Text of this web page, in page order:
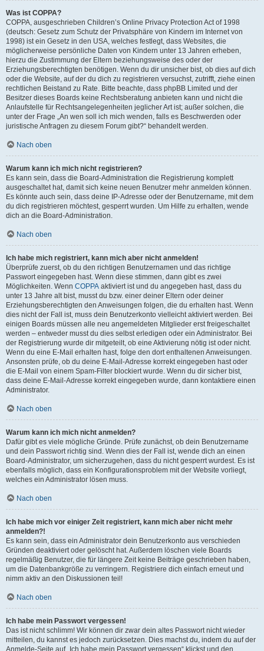
Was ist COPPA?
COPPA, ausgeschrieben Children’s Online Privacy Protection Act of 1998
(deutsch: Gesetz zum Schutz der Privatsphäre von Kindern im Internet von
1998) ist ein Gesetz in den USA, welches festlegt, dass Websites, die
möglicherweise persönliche Daten von Kindern unter 13 Jahren erheben,
hierzu die Zustimmung der Eltern beziehungsweise des oder der
Erziehungsberechtigten benötigen. Wenn du dir unsicher bist, ob dies auf dich
oder die Website, auf der du dich zu registrieren versuchst, zutrifft, ziehe einen
rechtlichen Beistand zu Rate. Bitte beachte, dass phpBB Limited und der
Besitzer dieses Boards keine Rechtsberatung anbieten kann und nicht die
Anlaufstelle für Rechtsangelegenheiten jeglicher Art ist; außer solchen, die
unter der Frage „An wen soll ich mich wenden, falls es Beschwerden oder
juristische Anfragen zu diesem Forum gibt?“ behandelt werden.
Nach oben
Warum kann ich mich nicht registrieren?
Es kann sein, dass die Board-Administration die Registrierung komplett
ausgeschaltet hat, damit sich keine neuen Benutzer mehr anmelden können.
Es könnte auch sein, dass deine IP-Adresse oder der Benutzername, mit dem
du dich registrieren möchtest, gesperrt wurden. Um Hilfe zu erhalten, wende
dich an die Board-Administration.
Nach oben
Ich habe mich registriert, kann mich aber nicht anmelden!
Überprüfe zuerst, ob du den richtigen Benutzernamen und das richtige
Passwort eingegeben hast. Wenn diese stimmen, dann gibt es zwei
Möglichkeiten. Wenn COPPA aktiviert ist und du angegeben hast, dass du
unter 13 Jahre alt bist, musst du bzw. einer deiner Eltern oder deiner
Erziehungsberechtigten den Anweisungen folgen, die du erhalten hast. Wenn
dies nicht der Fall ist, muss dein Benutzerkonto vielleicht aktiviert werden. Bei
einigen Boards müssen alle neu angemeldeten Mitglieder erst freigeschaltet
werden – entweder musst du dies selbst erledigen oder ein Administrator. Bei
der Registrierung wurde dir mitgeteilt, ob eine Aktivierung nötig ist oder nicht.
Wenn du eine E-Mail erhalten hast, folge den dort enthaltenen Anweisungen.
Ansonsten prüfe, ob du deine E-Mail-Adresse korrekt eingegeben hast oder
die E-Mail von einem Spam-Filter blockiert wurde. Wenn du dir sicher bist,
dass deine E-Mail-Adresse korrekt eingegeben wurde, dann kontaktiere einen
Administrator.
Nach oben
Warum kann ich mich nicht anmelden?
Dafür gibt es viele mögliche Gründe. Prüfe zunächst, ob dein Benutzername
und dein Passwort richtig sind. Wenn dies der Fall ist, wende dich an einen
Board-Administrator, um sicherzugehen, dass du nicht gesperrt wurdest. Es ist
ebenfalls möglich, dass ein Konfigurationsproblem mit der Website vorliegt,
welches ein Administrator lösen muss.
Nach oben
Ich habe mich vor einiger Zeit registriert, kann mich aber nicht mehr
anmelden?!
Es kann sein, dass ein Administrator dein Benutzerkonto aus verschieden
Gründen deaktiviert oder gelöscht hat. Außerdem löschen viele Boards
regelmäßig Benutzer, die für längere Zeit keine Beiträge geschrieben haben,
um die Datenbankgröße zu verringern. Registriere dich einfach erneut und
nimm aktiv an den Diskussionen teil!
Nach oben
Ich habe mein Passwort vergessen!
Das ist nicht schlimm! Wir können dir zwar dein altes Passwort nicht wieder
mitteilen, du kannst es jedoch zurücksetzen. Dies machst du, indem du auf der
Anmelde-Seite auf „Ich habe mein Passwort vergessen“ klickst und den